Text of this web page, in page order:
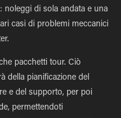
di sola andata e una
casi di problemi meccanici
pacchetti tour. Ciò
della pianificazione del
e del supporto, per poi
permettendoti